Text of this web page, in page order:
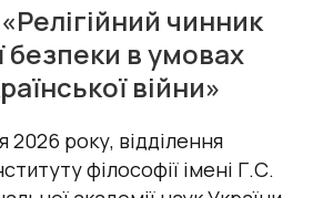
чинник
безпеки в умовах
війни»
2026 року, відділення
філософії імені Г.С.